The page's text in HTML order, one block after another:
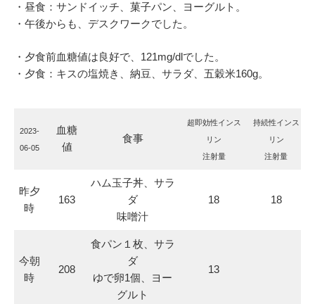
・昼食：サンドイッチ、菓子パン、ヨーグルト。
・午後からも、デスクワークでした。
・夕食前血糖値は良好で、121mg/dlでした。
・夕食：キスの塩焼き、納豆、サラダ、五穀米160g。
2023-
06-05
血糖
値
食事
超即効性インス
リン
注射量
持続性インス
リン
注射量
昨夕
時
163
ハム玉子丼、サラ
ダ
味噌汁
18 18
今朝
時
208
食パン１枚、サラ
ダ
ゆで卵1個、ヨー
グルト
13